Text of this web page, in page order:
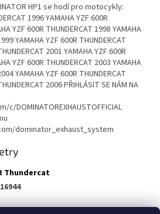
HP1 se hodí pro motocykly:
1996 YAMAHA YZF 600R
YZF 600R THUNDERCAT 1998 YAMAHA
YAMAHA YZF 600R THUNDERCAT
2001 YAMAHA YZF 600R
YZF 600R THUNDERCAT 2003 YAMAHA
YAMAHA YZF 600R THUNDERCAT
2006 PŘIHLÁSIT SE NÁM NA
DOMINATOREXHAUSTOFFICIAL
dominator_exhaust_system
Thundercat